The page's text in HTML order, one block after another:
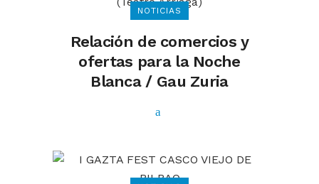
NOTICIAS
Relación de comercios y
ofertas para la Noche
Blanca / Gau Zuria